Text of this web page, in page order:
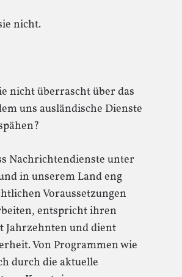
nicht.
nicht überrascht über das
uns ausländische Dienste
Nachrichtendienste unter
in unserem Land eng
Voraussetzungen
entspricht ihren
Jahrzehnten und dient
Von Programmen wie
durch die aktuelle